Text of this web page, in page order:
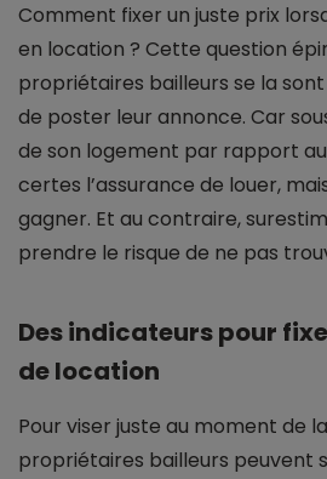
Comment fixer un juste prix
en location ? Cette question
propriétaires bailleurs se la
de poster leur annonce. Car
de son logement par rapport
certes l’assurance de louer,
gagner. Et au contraire,
prendre le risque de ne pas
Des indicateurs pour
de location
Pour viser juste au moment de
propriétaires bailleurs peuvent